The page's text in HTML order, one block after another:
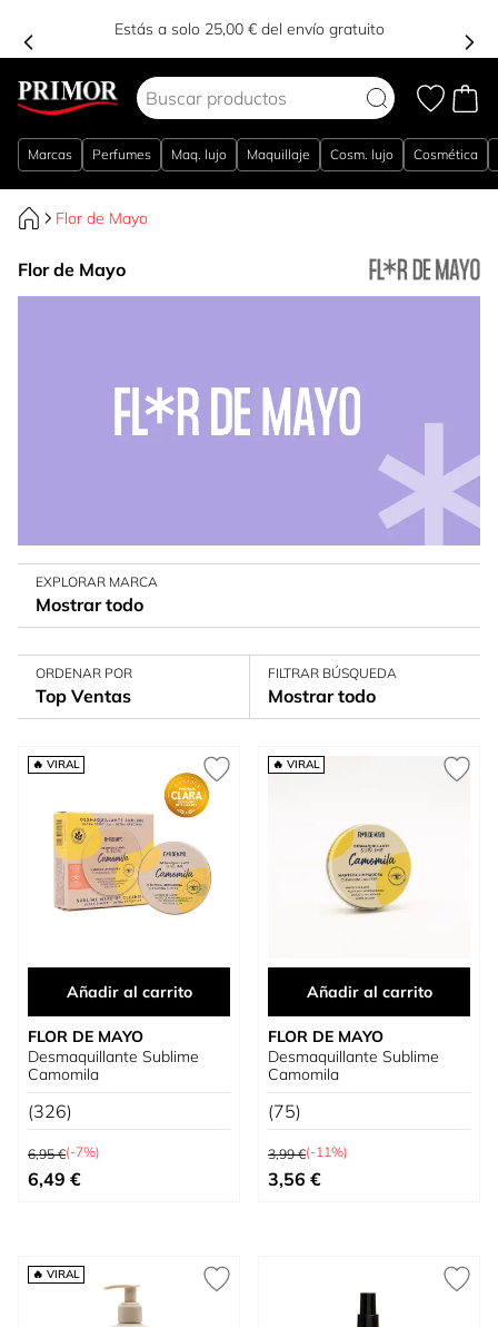
Estás a solo 25,00 € del envío gratuito
Marcas Perfumes Maq. lujo Maquillaje Cosm. lujo Cosmética
Flor de Mayo
Flor de Mayo
EXPLORAR MARCA
Mostrar todo
ORDENAR POR
Top Ventas
FILTRAR BÚSQUEDA
Mostrar todo
🔥 VIRAL
Añadir al carrito
FLOR DE MAYO
Desmaquillante Sublime
Camomila
(326)
Precio habitual
6,95 €(-7%)
Precio especial
6,49 €
🔥 VIRAL
Añadir al carrito
FLOR DE MAYO
Desmaquillante Sublime
Camomila
(75)
Precio habitual
3,99 €(-11%)
Precio especial
3,56 €
🔥 VIRAL